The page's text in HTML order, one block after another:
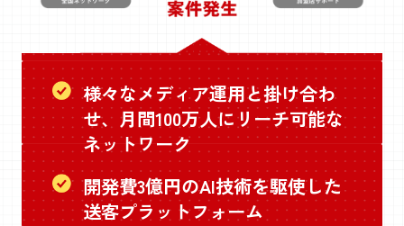
様々なメディア運用と掛け合わ
せ、月間100万人にリーチ可能な
ネットワーク
開発費3億円のAI技術を駆使した
送客プラットフォーム